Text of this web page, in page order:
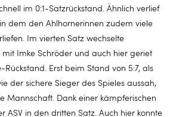
im 0:1-Satzrückstand. Ähnlich verlief
dem den Ahlhornerinnen zudem viele
Im vierten Satz wechselte
mit Imke Schröder und auch hier geriet
Erst beim Stand von 5:7, als
der sichere Sieger des Spieles aussah,
Mannschaft. Dank einer kämpferischen
ASV in den dritten Satz. Auch hier konnte